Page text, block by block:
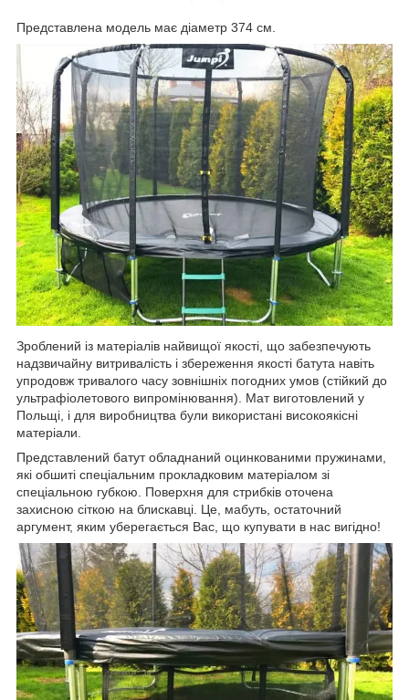
Представлена модель має діаметр 374 см.
Зроблений із матеріалів найвищої якості, що забезпечують
надзвичайну витривалість і збереження якості батута навіть
упродовж тривалого часу зовнішніх погодних умов (стійкий до
ультрафіолетового випромінювання). Мат виготовлений у
Польщі, і для виробництва були використані високоякісні
матеріали.
Представлений батут обладнаний оцинкованими пружинами,
які обшиті спеціальним прокладковим матеріалом зі
спеціальною губкою. Поверхня для стрибків оточена
захисною сіткою на блискавці. Це, мабуть, остаточний
аргумент, яким уберегається Вас, що купувати в нас вигідно!